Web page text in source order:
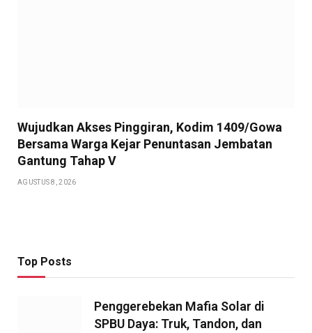
Wujudkan Akses Pinggiran, Kodim 1409/Gowa
Bersama Warga Kejar Penuntasan Jembatan
Gantung Tahap V
AGUSTUS 8, 2026
Top Posts
Penggerebekan Mafia Solar di
SPBU Daya: Truk, Tandon, dan